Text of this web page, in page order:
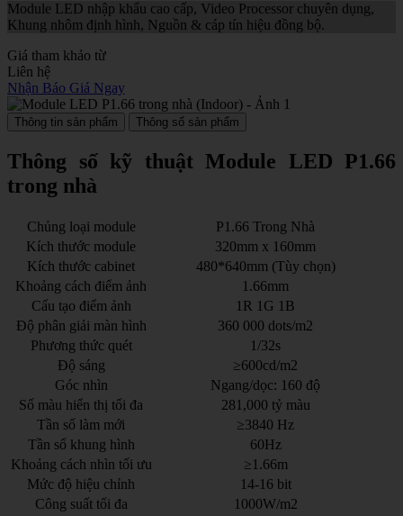
Module LED nhập khẩu cao cấp, Video Processor chuyên dụng,
Khung nhôm định hình, Nguồn & cáp tín hiệu đồng bộ.
Giá tham khảo từ
Liên hệ
Nhận Báo Giá Ngay
Thông tin sản phẩm Thông số sản phẩm
Thông số kỹ thuật Module LED P1.66
trong nhà
Chủng loại module
P1.66 Trong Nhà
Kích thước module
320mm x 160mm
Kích thước cabinet
480*640mm (Tùy chọn)
Khoảng cách điểm ảnh
1.66mm
Cấu tạo điểm ảnh
1R 1G 1B
Độ phân giải màn hình
360 000 dots/m2
Phương thức quét
1/32s
Độ sáng
≥600cd/m2
Góc nhìn
Ngang/dọc: 160 độ
Số màu hiển thị tối đa
281,000 tỷ màu
Tần số làm mới
≥3840 Hz
Tần số khung hình
60Hz
Khoảng cách nhìn tối ưu
≥1.66m
Mức độ hiệu chỉnh
14-16 bit
Công suất tối đa
1000W/m2